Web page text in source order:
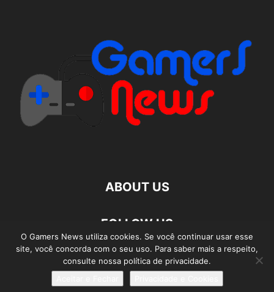
ABOUT US
FOLLOW US
O Gamers News utiliza cookies. Se você continuar usar esse
site, você concorda com o seu uso. Para saber mais a respeito,
consulte nossa política de privacidade.